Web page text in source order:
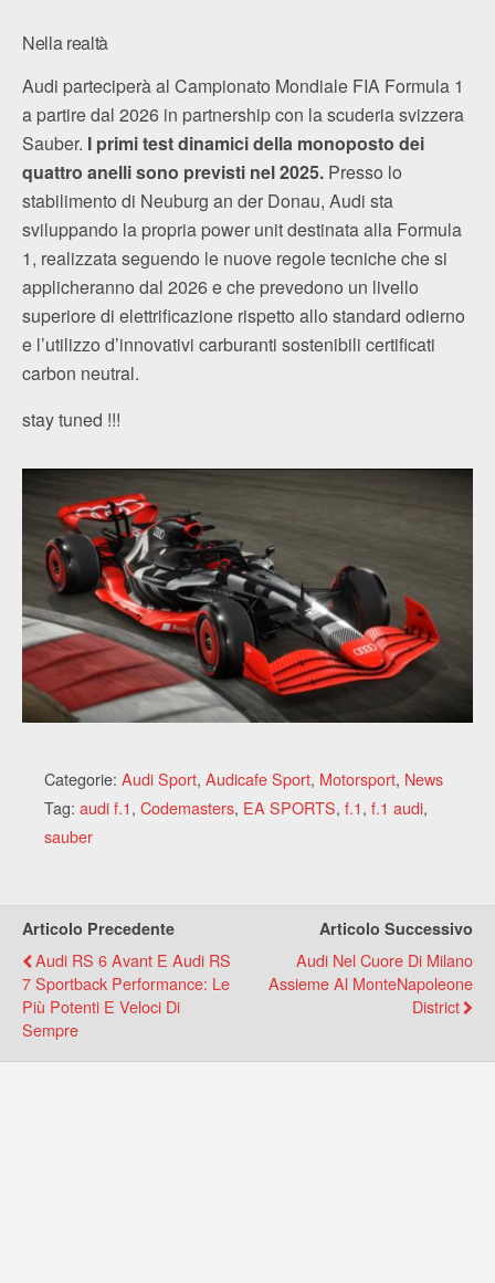
Nella realtà
Audi parteciperà al Campionato Mondiale FIA Formula 1
a partire dal 2026 in partnership con la scuderia svizzera
Sauber. I primi test dinamici della monoposto dei
quattro anelli sono previsti nel 2025. Presso lo
stabilimento di Neuburg an der Donau, Audi sta
sviluppando la propria power unit destinata alla Formula
1, realizzata seguendo le nuove regole tecniche che si
applicheranno dal 2026 e che prevedono un livello
superiore di elettrificazione rispetto allo standard odierno
e l’utilizzo d’innovativi carburanti sostenibili certificati
carbon neutral.
stay tuned !!!
Categorie: Audi Sport, Audicafe Sport, Motorsport, News
Tag: audi f.1, Codemasters, EA SPORTS, f.1, f.1 audi,
sauber
Articolo Precedente
Audi RS 6 Avant E Audi RS
7 Sportback Performance: Le
Più Potenti E Veloci Di
Sempre
Articolo Successivo
Audi Nel Cuore Di Milano
Assieme Al MonteNapoleone
District